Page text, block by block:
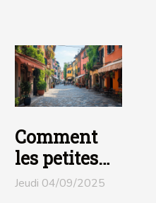
Comment
les petites
villes
Jeudi 04/09/2025